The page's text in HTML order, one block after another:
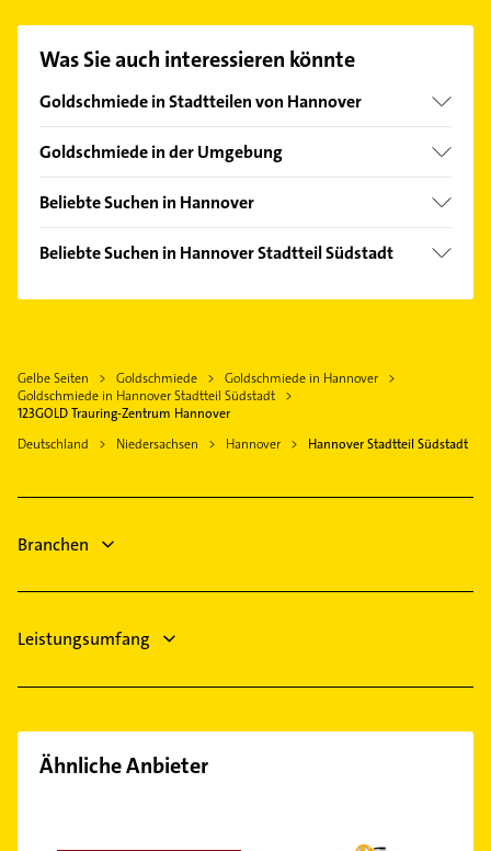
Hier finden Sie alleKontaktdaten
Was Sie auch interessieren könnte
Goldschmiede in Stadtteilen von Hannover
Ahlem
Bemerode
List
Marienwerder
Vinnhorst
Wülferode
Wettbergen
Goldschmiede in der Umgebung
Langenhagen
Lehrte
Neustadt am Rübenberge
Hildesheim
Beliebte Suchen in Hannover
Physikalische Therapie
Krankengymnastik
Klempner
Gasinstallateur
Sanitärinstallation
Beliebte Suchen in Hannover Stadtteil Südstadt
Klempner
Gasinstallateur
Sanitärinstallation
Hausarzt
Gelbe Seiten Goldschmiede
Goldschmiede in Hannover
Goldschmiede in Hannover Stadtteil Südstadt
123GOLD Trauring-Zentrum Hannover
Deutschland
Niedersachsen Hannover Hannover Stadtteil Südstadt
Branchen
Leistungsumfang
Ähnliche Anbieter